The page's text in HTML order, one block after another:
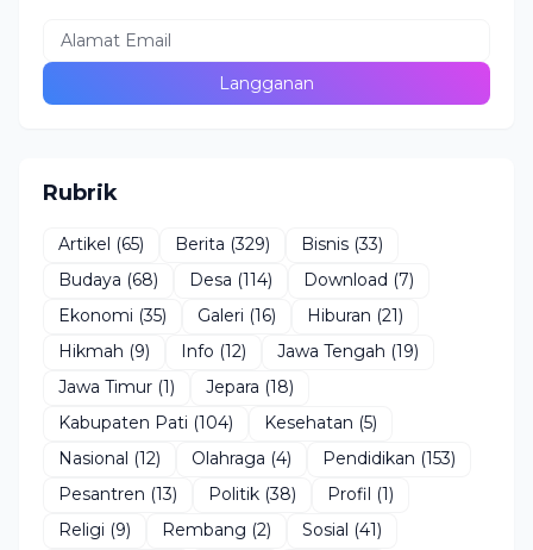
Rubrik
Artikel (65) Berita (329) Bisnis (33)
Budaya (68) Desa (114) Download (7)
Ekonomi (35) Galeri (16) Hiburan (21)
Hikmah (9) Info (12) Jawa Tengah (19)
Jawa Timur (1) Jepara (18)
Kabupaten Pati (104) Kesehatan (5)
Nasional (12) Olahraga (4) Pendidikan (153)
Pesantren (13) Politik (38) Profil (1)
Religi (9) Rembang (2) Sosial (41)